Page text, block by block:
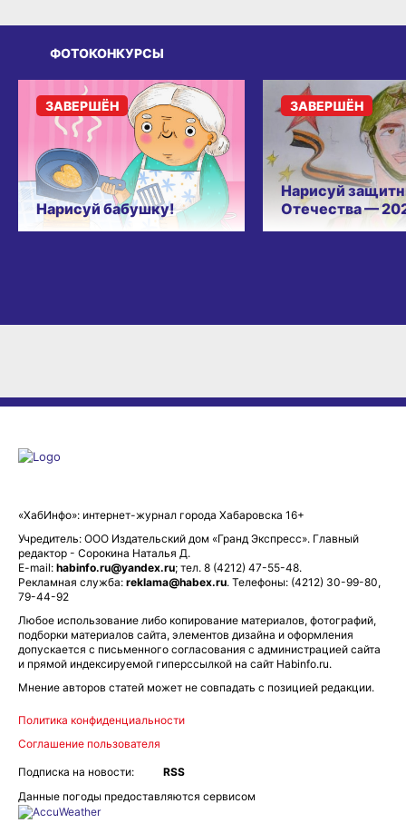
ФОТОКОНКУРСЫ
Нарисуй бабушку!
ЗАВЕРШЁН
Нарисуй
Отечества —
ЗАВЕРШЁН
«ХабИнфо»: интернет-журнал города Хабаровска 16+
Учредитель: ООО Издательский дом «Гранд Экспресс». Главный
редактор - Сорокина Наталья Д.
E-mail: habinfo.ru@yandex.ru; тел. 8 (4212) 47-55-48.
Рекламная служба: reklama@habex.ru. Телефоны: (4212) 30-99-80,
79-44-92
Любое использование либо копирование материалов, фотографий,
подборки материалов сайта, элементов дизайна и оформления
допускается с письменного согласования с администрацией сайта
и прямой индексируемой гиперссылкой на сайт Habinfo.ru.
Мнение авторов статей может не совпадать с позицией редакции.
Политика конфиденциальности
Соглашение пользователя
Подписка на новости:
RSS
Данные погоды предоставляются сервисом